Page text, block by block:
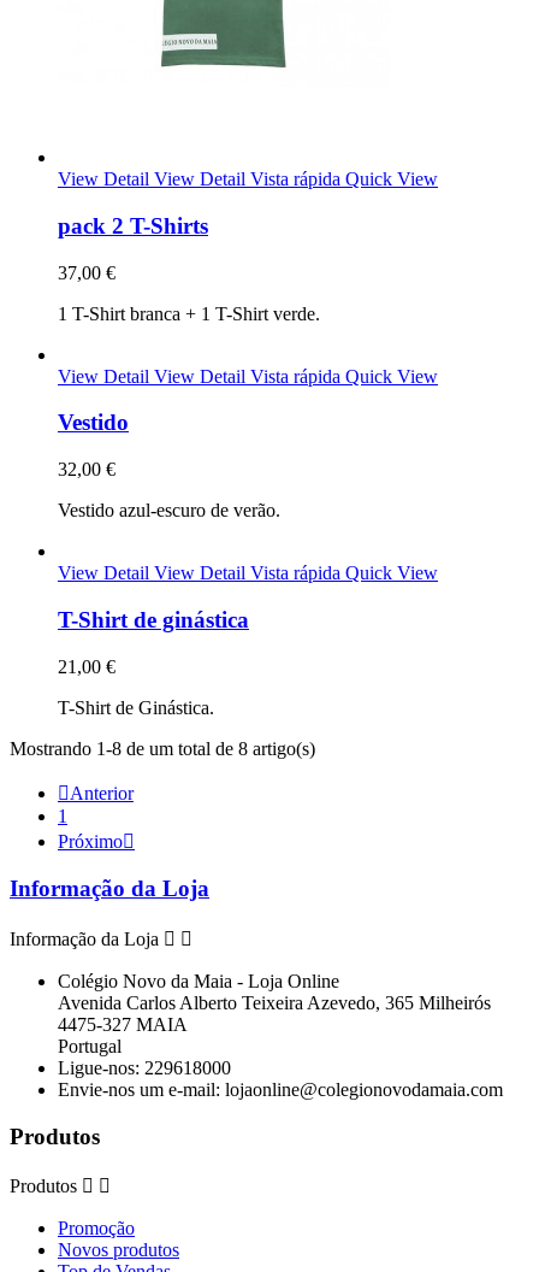
View Detail View Detail Vista rápida Quick View
pack 2 T-Shirts
37,00 €
1 T-Shirt branca + 1 T-Shirt verde.
View Detail View Detail Vista rápida Quick View
Vestido
32,00 €
Vestido azul-escuro de verão.
View Detail View Detail Vista rápida Quick View
T-Shirt de ginástica
21,00 €
T-Shirt de Ginástica.
Mostrando 1-8 de um total de 8 artigo(s)
Anterior
1
Próximo
Informação da Loja
Informação da Loja  
Colégio Novo da Maia - Loja Online
Avenida Carlos Alberto Teixeira Azevedo, 365 Milheirós
4475-327 MAIA
Portugal
Ligue-nos: 229618000
Envie-nos um e-mail: lojaonline@colegionovodamaia.com
Produtos
Produtos  
Promoção
Novos produtos